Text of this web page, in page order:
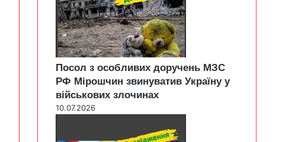
Посол з особливих доручень МЗС
РФ Мірошчин звинуватив Україну у
військових злочинах
10.07.2026